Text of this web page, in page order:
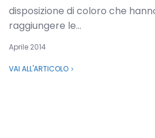
disposizione di coloro che
raggiungere le...
Aprile 2014
VAI ALL'ARTICOLO